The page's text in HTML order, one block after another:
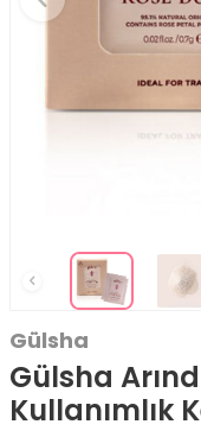
Gülsha
Gülsha
Kullanımlık